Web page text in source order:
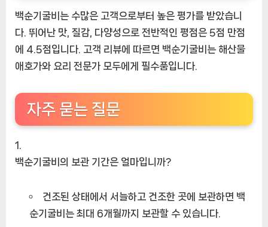
백순기굴비는 수많은 고객으로부터 높은 평가를 받았습니
다. 뛰어난 맛, 질감, 다양성으로 전반적인 평점은 5점 만점
에 4.5점입니다. 고객 리뷰에 따르면 백순기굴비는 해산물
애호가와 요리 전문가 모두에게 필수품입니다.
자주 묻는 질문
백순기굴비의 보관 기간은 얼마입니까?
건조된 상태에서 서늘하고 건조한 곳에 보관하면 백
순기굴비는 최대 6개월까지 보관할 수 있습니다.